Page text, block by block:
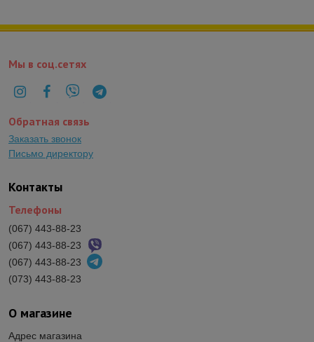
О магазине
Адрес магазина
Контакты
Телефоны
(067) 443-88-23
(067) 443-88-23
(067) 443-88-23
(073) 443-88-23
Мы в соц.сетях
Обратная связь
Заказать звонок
Письмо директору